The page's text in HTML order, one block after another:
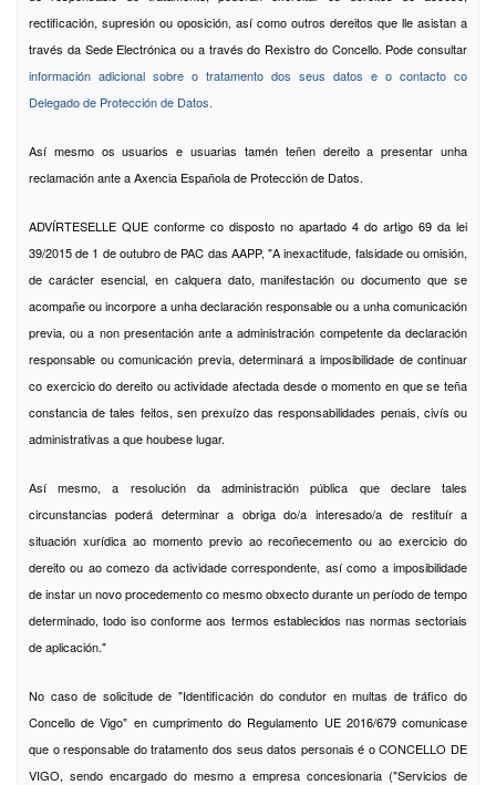
rectificación, supresión ou oposición, así como outros dereitos que lle asistan a
través da Sede Electrónica ou a través do Rexistro do Concello. Pode consultar
información adicional sobre o tratamento dos seus datos e o contacto co
Delegado de Protección de Datos.
Así mesmo os usuarios e usuarias tamén teñen dereito a presentar unha
reclamación ante a Axencia Española de Protección de Datos.
ADVÍRTESELLE QUE conforme co disposto no apartado 4 do artigo 69 da lei
39/2015 de 1 de outubro de PAC das AAPP, "A inexactitude, falsidade ou omisión,
de carácter esencial, en calquera dato, manifestación ou documento que se
acompañe ou incorpore a unha declaración responsable ou a unha comunicación
previa, ou a non presentación ante a administración competente da declaración
responsable ou comunicación previa, determinará a imposibilidade de continuar
co exercicio do dereito ou actividade afectada desde o momento en que se teña
constancia de tales feitos, sen prexuízo das responsabilidades penais, civís ou
administrativas a que houbese lugar.
Así mesmo, a resolución da administración pública que declare tales
circunstancias poderá determinar a obriga do/a interesado/a de restituír a
situación xurídica ao momento previo ao recoñecemento ou ao exercicio do
dereito ou ao comezo da actividade correspondente, así como a imposibilidade
de instar un novo procedemento co mesmo obxecto durante un período de tempo
determinado, todo iso conforme aos termos establecidos nas normas sectoriais
de aplicación."
No caso de solicitude de "Identificación do condutor en multas de tráfico do
Concello de Vigo" en cumprimento do Regulamento UE 2016/679 comunicase
que o responsable do tratamento dos seus datos personais é o CONCELLO DE
VIGO, sendo encargado do mesmo a empresa concesionaria ("Servicios de